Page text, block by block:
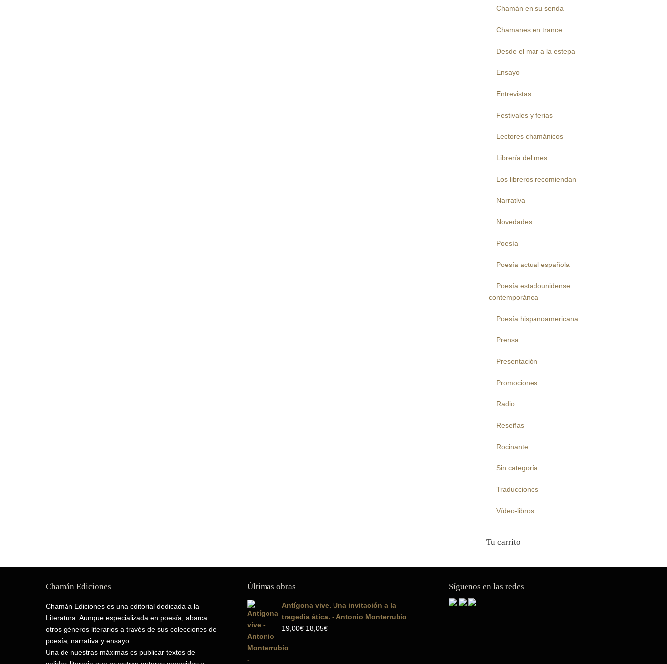
Chamán en su senda
Chamanes en trance
Desde el mar a la estepa
Ensayo
Entrevistas
Festivales y ferias
Lectores chamánicos
Librería del mes
Los libreros recomiendan
Narrativa
Novedades
Poesía
Poesía actual española
Poesía estadounidense
contemporánea
Poesía hispanoamericana
Prensa
Presentación
Promociones
Radio
Reseñas
Rocinante
Sin categoría
Traducciones
Vídeo-libros
Tu carrito
Chamán Ediciones
Chamán Ediciones es una editorial dedicada a la
Literatura. Aunque especializada en poesía, abarca
otros géneros literarios a través de sus colecciones de
poesía, narrativa y ensayo.
Una de nuestras máximas es publicar textos de
Últimas obras
Antígona vive. Una invitación a la
tragedia ática. - Antonio Monterrubio
19,00€ El
18,05€El
Síguenos en las redes